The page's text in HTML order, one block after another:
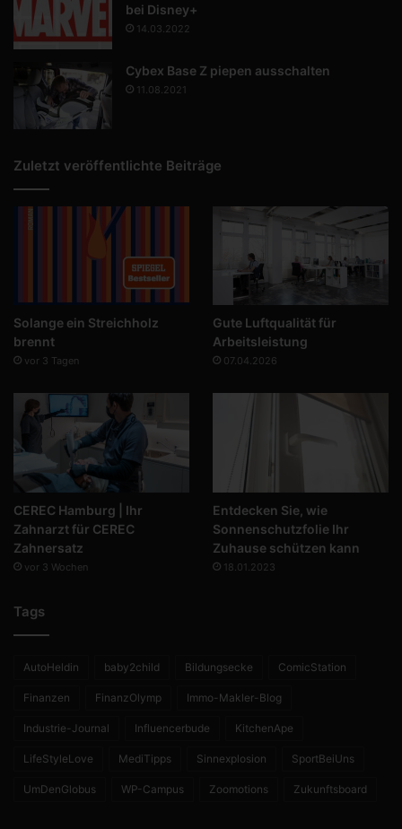
bei Disney+
14.03.2022
Cybex Base Z piepen ausschalten
11.08.2021
Zuletzt veröffentlichte Beiträge
Solange ein Streichholz
brennt
vor 3 Tagen
Gute Luftqualität für
Arbeitsleistung
07.04.2026
CEREC Hamburg | Ihr
Zahnarzt für CEREC
Zahnersatz
vor 3 Wochen
Entdecken Sie, wie
Sonnenschutzfolie Ihr
Zuhause schützen kann
18.01.2023
Tags
AutoHeldin baby2child Bildungsecke ComicStation
Finanzen FinanzOlymp Immo-Makler-Blog
Industrie-Journal Influencerbude KitchenApe
LifeStyleLove MediTipps Sinnexplosion SportBeiUns
UmDenGlobus WP-Campus Zoomotions Zukunftsboard